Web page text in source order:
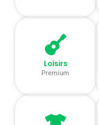
Loisirs
Premium